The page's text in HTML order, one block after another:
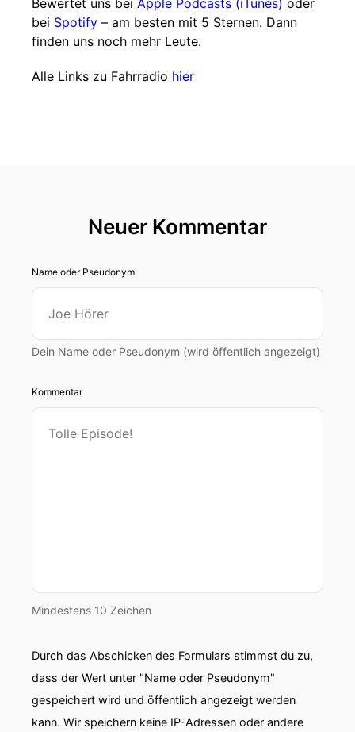
Bewertet uns bei Apple Podcasts (iTunes) oder
bei Spotify – am besten mit 5 Sternen. Dann
finden uns noch mehr Leute.
Alle Links zu Fahrradio hier
Neuer Kommentar
Name oder Pseudonym
Dein Name oder Pseudonym (wird öffentlich angezeigt)
Kommentar
Mindestens 10 Zeichen
Durch das Abschicken des Formulars stimmst du zu,
dass der Wert unter "Name oder Pseudonym"
gespeichert wird und öffentlich angezeigt werden
kann. Wir speichern keine IP-Adressen oder andere